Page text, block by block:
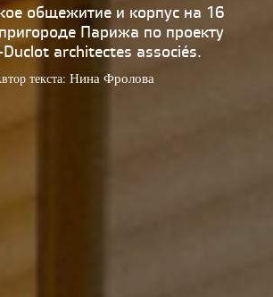
Образование
Урбанистика
общежитие и корпус на 16
Парижа по проекту
architectes associés.
текста: Нина Фролова